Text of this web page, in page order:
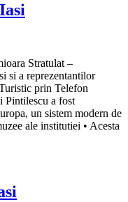
Stratulat –
si a reprezentantilor
prin Telefon
a fost
un sistem modern de
ale institutiei • Acesta